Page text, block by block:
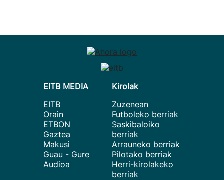
EITB MEDIA
EITB
Orain
ETBON
Gaztea
Makusi
Guau - Gure
Audioa
Kirolak
Zuzenean
Futboleko berriak
Saskibaloiko
berriak
Arrauneko berriak
Pilotako berriak
Herri-kirolakeko
berriak